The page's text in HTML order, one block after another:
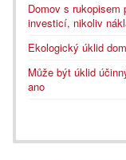
Domov s rukopisem
investicí, nikoliv
Ekologický úklid
Může být úklid
ano